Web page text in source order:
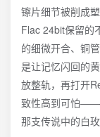
镲片细节被削成
Flac 24bit保留的
的细微开合、铜
是让记忆闪回的
放整轨，再打开
致性高到可怕——
那支传说中的白玫